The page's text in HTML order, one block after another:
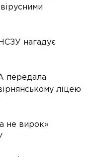
нагадує
передала
ліцею
не вирок»